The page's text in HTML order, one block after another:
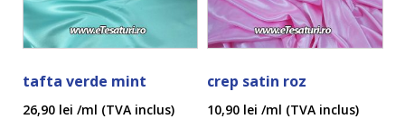
tafta verde mint
26,90 lei /ml (TVA inclus)
crep satin roz
10,90 lei /ml (TVA inclus)